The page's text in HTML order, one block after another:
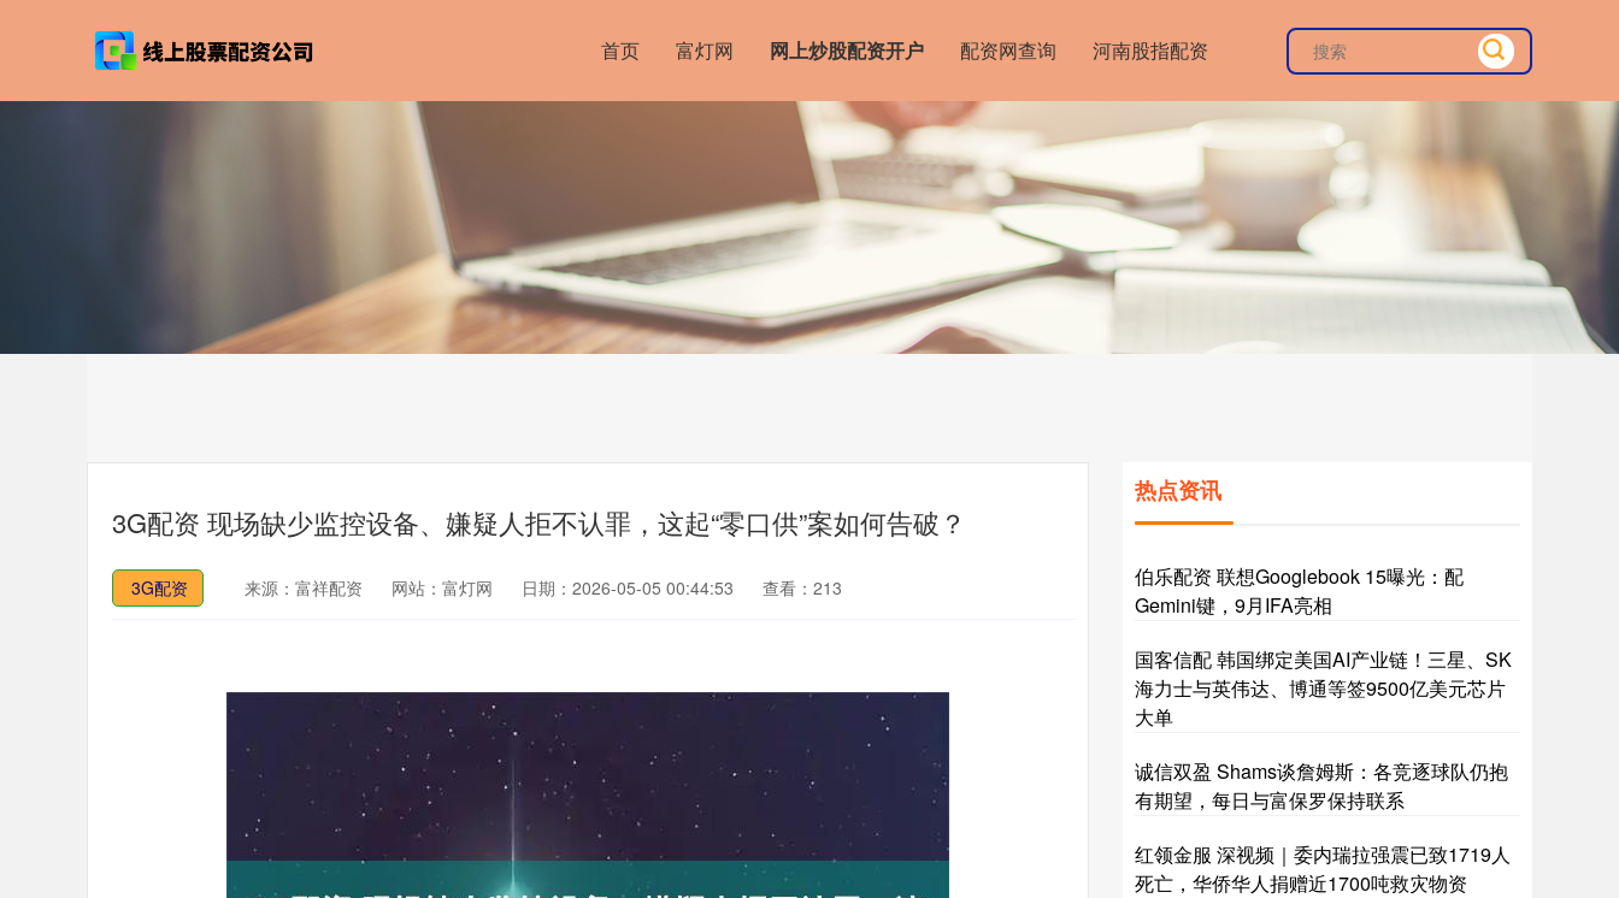
首页 富灯网 网上炒股配资开户 配资网查询 河南股指配资
3G配资 现场缺少监控设备、嫌疑人拒不认罪，这起“零口供”案如何告破？
3G配资 来源：富祥配资 网站：富灯网 日期：2026-05-05 00:44:53 查看：213
热点资讯
伯乐配资 联想Googlebook 15曝光：配
Gemini键，9月IFA亮相
国客信配 韩国绑定美国AI产业链！三星、SK
海力士与英伟达、博通等签9500亿美元芯片
大单
诚信双盈 Shams谈詹姆斯：各竞逐球队仍抱
有期望，每日与富保罗保持联系
红领金服 深视频｜委内瑞拉强震已致1719人
死亡，华侨华人捐赠近1700吨救灾物资